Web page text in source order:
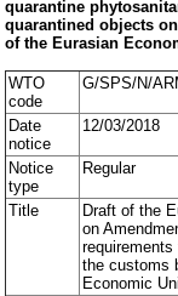
quarantine
quarantined objects
of the Eurasian
WTO
code
G/SPS/N/
Date
notice
12/03/2018
Notice
type
Regular
Title
Draft of the
on
the customs
Economic